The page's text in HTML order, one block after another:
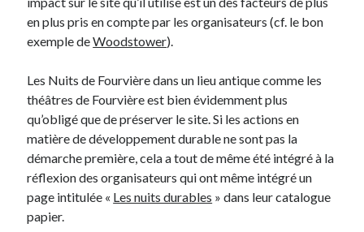
On parle de quoi ?
Bon plan du dimanche
Coup de coeur
Daddy
Engagé
Geek
Green
Humeur
Lectures
en plus pris en compte par les organisateurs (cf. le bon
exemple deWoodstower).
Les Nuits de Fourvière dans un lieu antique comme les
théâtres de Fourvière est bien évidemment plus
qu’obligé que de préserver le site. Si les actions en
matière de développement durable ne sont pas la
démarche première, cela a tout de même été intégré à la
réflexion des organisateurs qui ont même intégré un
page intitulée « Les nuits durables » dans leur catalogue
papier.